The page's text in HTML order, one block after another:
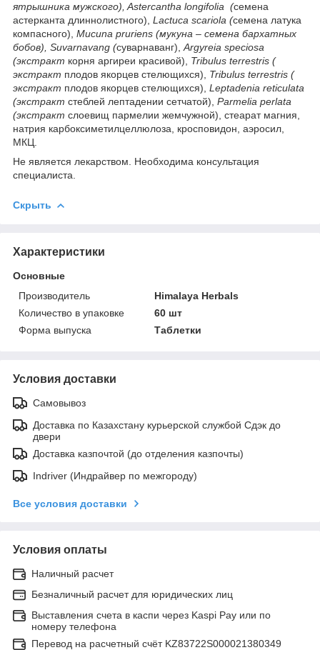
ятрышника мужского), Astercantha longifolia (семена
астерканта длиннолистного), Lactuca scariola (семена латука
компасного), Mucuna pruriens (мукуна – семена бархатных
бобов), Suvarnavang (суварнаванг), Argyreia speciosa
(экстракт корня аргиреи красивой), Tribulus terrestris (
экстракт плодов якорцев стелющихся), Tribulus terrestris (
экстракт плодов якорцев стелющихся), Leptadenia reticulata
(экстракт стеблей лептадении сетчатой), Parmelia perlata
(экстракт слоевищ пармелии жемчужной), стеарат магния,
натрия карбоксиметилцеллюлоза, кросповидон, аэросил,
МКЦ.
Не является лекарством. Необходима консультация
специалиста.
Скрыть
Характеристики
Основные
Производитель
Himalaya Herbals
Количество в упаковке
60 шт
Форма выпуска
Таблетки
Условия доставки
Самовывоз
Доставка по Казахстану курьерской службой Сдэк до
двери
Доставка казпочтой (до отделения казпочты)
Indriver (Индрайвер по межгороду)
Все условия доставки
Условия оплаты
Наличный расчет
Безналичный расчет для юридических лиц
Выставления счета в каспи через Kaspi Pay или по
номеру телефона
Перевод на расчетный счёт KZ83722S000021380349